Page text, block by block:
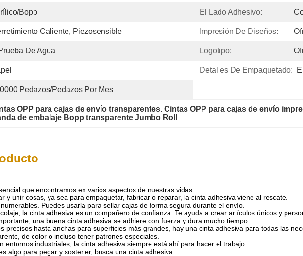
Bopp El Lado Adhesivo:
Caliente, Piezosensible Impresión De Diseños:
De Agua Logotipo:
Detalles De Empaquetado:
Pedazos/pedazos Por Mes
OPP para cajas de envío transparentes, Cintas OPP para cajas de envío
de embalaje Bopp transparente Jumbo Roll
que encontramos en varios aspectos de nuestras vidas.
y unir cosas, ya sea para empaquetar, fabricar o reparar, la cinta adhesiva viene al rescate.
Puedes usarla para sellar cajas de forma segura durante el envío.
la cinta adhesiva es un compañero de confianza. Te ayuda a crear artículos únicos y
una buena cinta adhesiva se adhiere con fuerza y dura mucho tiempo.
precisos hasta anchas para superficies más grandes, hay una cinta adhesiva para todas las
de color o incluso tener patrones especiales.
entornos industriales, la cinta adhesiva siempre está ahí para hacer el trabajo.
algo para pegar y sostener, busca una cinta adhesiva.